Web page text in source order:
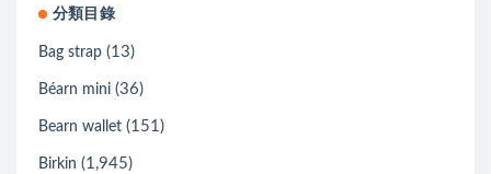
分類目錄
Bag strap (13)
Béarn mini (36)
Bearn wallet (151)
Birkin (1,945)